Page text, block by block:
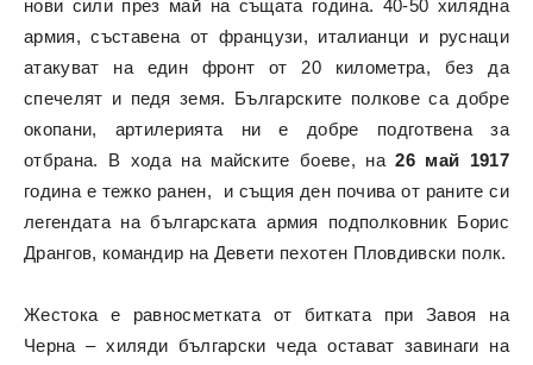
нови сили през май на същата година. 40-50 хилядна
армия, съставена от французи, италианци и руснаци
атакуват на един фронт от 20 километра, без да
спечелят и педя земя. Българските полкове са добре
окопани, артилерията ни е добре подготвена за
отбрана. В хода на майските боеве, на26 май 1917
година е тежко ранен, и същия ден почива от раните си
легендата на българската армия подполковник Борис
Дрангов, командир на Девети пехотен Пловдивски полк.
Жестока е равносметката от битката при Завоя на
Черна – хиляди български чеда остават завинаги на